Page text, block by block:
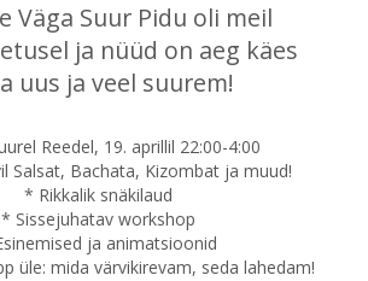
Väga Suur Pidu oli meil
ja nüüd on aeg käes
uus ja veel suurem!
Reedel, 19. aprillil 22:00-4:00
Salsat, Bachata, Kizombat ja muud!
* Rikkalik snäkilaud
* Sissejuhatav workshop
ja animatsioonid
üle: mida värvikirevam, seda lahedam!